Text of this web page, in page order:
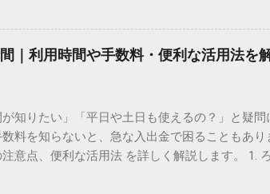
順（Unicode入力） 入力したい文字の「
**「20BB7」**と入力する。 直後にキーボー
応する漢字（例：𠮷）に変換されます。 注記
」と、LINEや公式アプリの連携です。これらを
、忙しい毎日をサポートする便利な受け取り
が劇的に変わる「スマートクラブ」とは？ まず
トクラブ」です。これは、荷物の配送状況をリ
トを開いてログインする手間がありましたが、
るといった先回りの対応が可能になります。
いるコミュニケーションアプリ「LINE」を佐
からワンタップで依頼 不在連絡票に記載された
｜利用時間や手数料・便利な活用法を
が知りたい」「平日や土日も使えるの？」と疑
料を知らないと、急な入出金で困ることもあ
意点、便利な活用法 を詳しく解説します。 1.